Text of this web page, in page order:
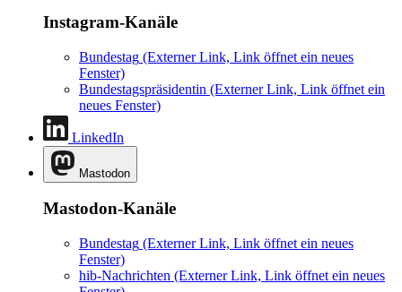
Instagram-Kanäle
Bundestag (Externer Link, Link öffnet ein neues
Fenster)
Bundestagspräsidentin (Externer Link, Link öffnet ein
neues Fenster)
LinkedIn
Mastodon
Mastodon-Kanäle
Bundestag (Externer Link, Link öffnet ein neues
Fenster)
hib-Nachrichten (Externer Link, Link öffnet ein neues